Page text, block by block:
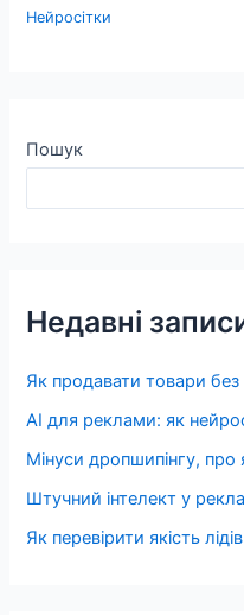
Нейросітки
Пошук
Недавні
Як продавати товари
AI для реклами: як
Мінуси дропшипінгу, про
Штучний інтелект у
Як перевірити якість